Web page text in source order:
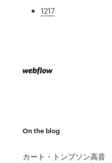
1217
On the blog
カート・トンプソン高音